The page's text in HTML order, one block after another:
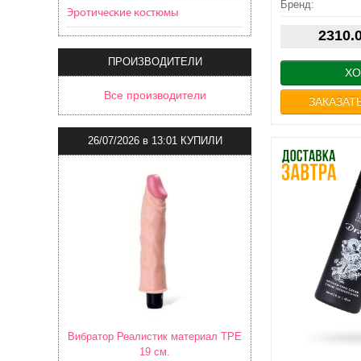
Бренд:
Эротические костюмы
ПРОИЗВОДИТЕЛИ
Все производители
26/07/2026 в13:01 КУПИЛИ
Вибратор Реалистик материал TPE
19 см.